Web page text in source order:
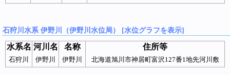
石狩川水系 伊野川（伊野川水位局） [水位グラフを表示]
水系名 河川名 名称 住所等
石狩川 伊野川 伊野川 北海道旭川市神居町富沢127番1地先河川敷